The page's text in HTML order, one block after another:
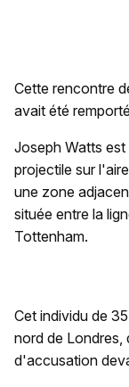
Cette rencontre
avait été
Joseph Watts
projectile sur
une zone
située entre la
Tottenham.
Cet individu de
nord de Londres,
d'accusation